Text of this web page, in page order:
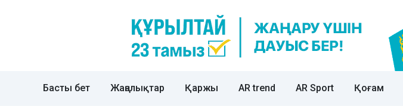
Басты бет Жаңалықтар Қаржы AR trend AR Sport Қоғам